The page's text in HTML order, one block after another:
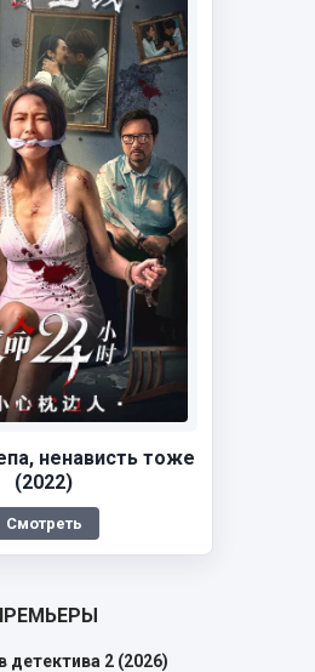
ненависть тоже
(2022)
Смотреть
детектива 2 (2026)